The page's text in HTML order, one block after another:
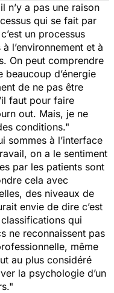
n’y a pas une raison
qui se fait par
un processus
l’environnement et à
On peut comprendre
d’énergie
de ne pas être
faut pour faire
out. Mais, je ne
conditions."
sommes à l’interface
on a le sentiment
par les patients sont
cela avec
des niveaux de
envie de dire c’est
qui
ne reconnaissent pas
même
au plus considéré
la psychologie d’un
."